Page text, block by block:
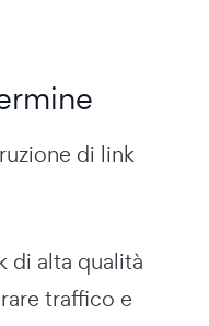
di link
di alta qualità
traffico e